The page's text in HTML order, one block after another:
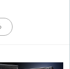
ルを改良